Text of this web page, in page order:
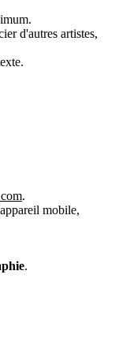
d'autres artistes,
.
mobile,
.